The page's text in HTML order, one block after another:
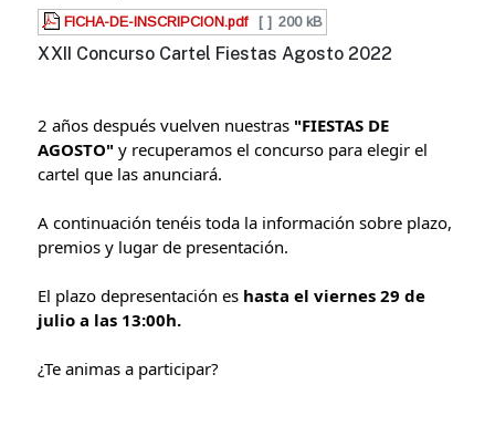
FICHA-DE-INSCRIPCION.pdf [ ] 200 kB
XXII Concurso Cartel Fiestas Agosto 2022
2 años después vuelven nuestras "FIESTAS DE
AGOSTO" y recuperamos el concurso para elegir el
cartel que las anunciará.
A continuación tenéis toda la información sobre plazo,
premios y lugar de presentación.
El plazo depresentación es hasta el viernes 29 de
julio a las 13:00h.
¿Te animas a participar?